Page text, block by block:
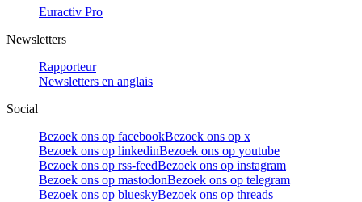
Euractiv Pro
Newsletters
Rapporteur
Newsletters en anglais
Social
Bezoek ons op facebookBezoek ons op x
Bezoek ons op linkedinBezoek ons op youtube
Bezoek ons op rss-feedBezoek ons op instagram
Bezoek ons op mastodonBezoek ons op telegram
Bezoek ons op blueskyBezoek ons op threads